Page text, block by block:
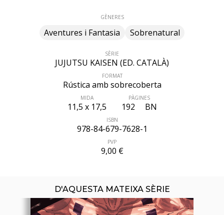
GÈNERES
Aventures i Fantasia Sobrenatural
SÈRIE
JUJUTSU KAISEN (ED. CATALÀ)
FORMAT
Rústica amb sobrecoberta
MIDA
11,5 x 17,5
PÀGINES
192 BN
ISBN
978-84-679-7628-1
PVP
9,00 €
D'AQUESTA MATEIXA SÈRIE
ÚLTIM NÚMERO PUBLICAT